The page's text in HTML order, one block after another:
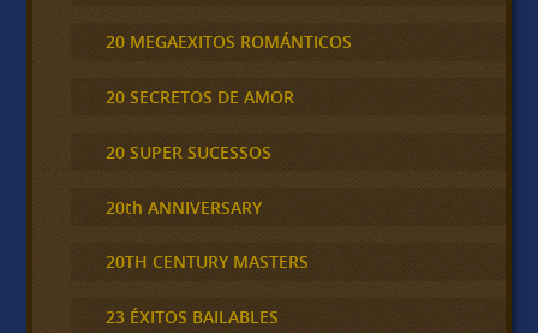
20 MEGAEXITOS ROMÁNTICOS
20 SECRETOS DE AMOR
20 SUPER SUCESSOS
20th ANNIVERSARY
20TH CENTURY MASTERS
23 ÉXITOS BAILABLES